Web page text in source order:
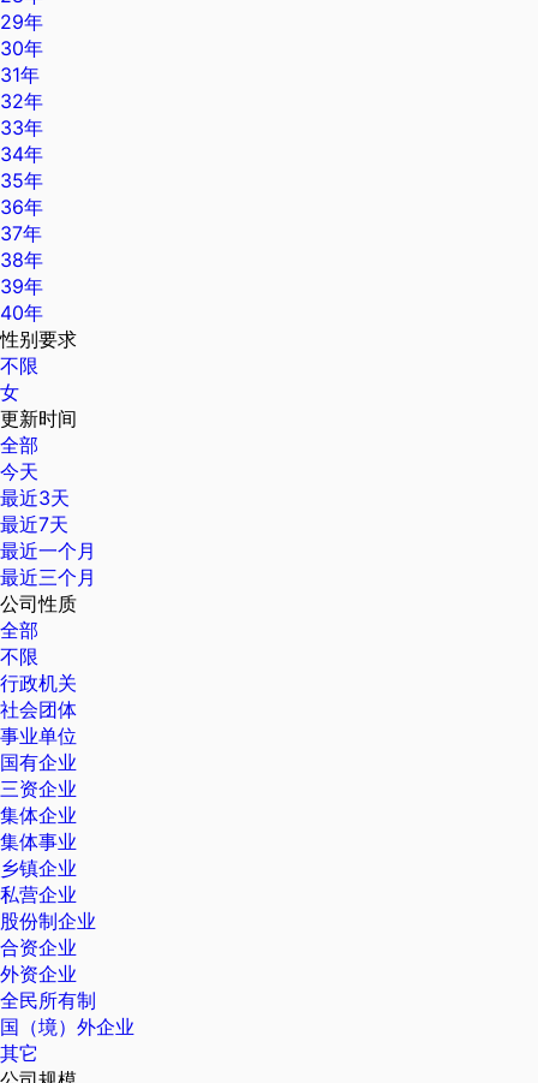
29年
30年
31年
32年
33年
34年
35年
36年
37年
38年
39年
40年
性别要求
不限
女
更新时间
全部
今天
最近3天
最近7天
最近一个月
最近三个月
公司性质
全部
不限
行政机关
社会团体
事业单位
国有企业
三资企业
集体企业
集体事业
乡镇企业
私营企业
股份制企业
合资企业
外资企业
全民所有制
国（境）外企业
其它